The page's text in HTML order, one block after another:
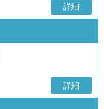
詳細
詳細